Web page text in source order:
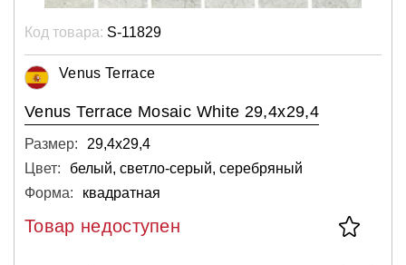
Код товара: S-11829
Venus Terrace
Venus Terrace Mosaic White 29,4x29,4
Размер:
29,4х29,4
Цвет:
белый, светло-серый, серебряный
Форма:
квадратная
Товар недоступен